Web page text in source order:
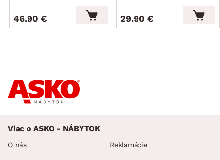
46.90 € 29.90 €
Viac o ASKO - NÁBYTOK
O nás Reklamácie